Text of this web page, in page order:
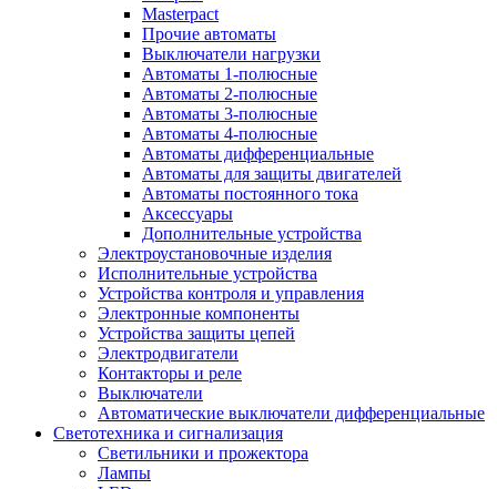
Masterpact
Прочие автоматы
Выключатели нагрузки
Автоматы 1-полюсные
Автоматы 2-полюсные
Автоматы 3-полюсные
Автоматы 4-полюсные
Автоматы дифференциальные
Автоматы для защиты двигателей
Автоматы постоянного тока
Аксессуары
Дополнительные устройства
Электроустановочные изделия
Исполнительные устройства
Устройства контроля и управления
Электронные компоненты
Устройства защиты цепей
Электродвигатели
Контакторы и реле
Выключатели
Автоматические выключатели дифференциальные
Светотехника и сигнализация
Светильники и прожектора
Лампы